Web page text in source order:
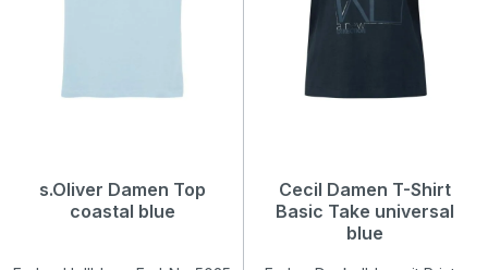
s.Oliver Damen Top
coastal blue
Cecil Damen T-Shirt
Basic Take universal
blue